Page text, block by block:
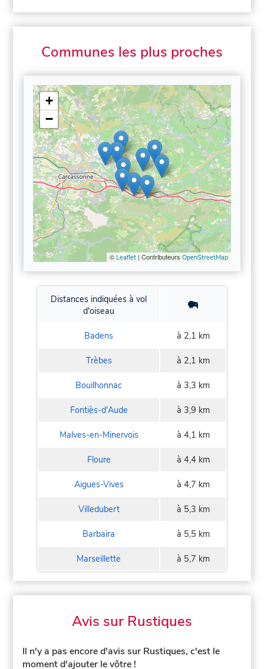
Communes les plus proches
+
−
© Leaflet| Contributeurs OpenStreetMap
Distances indiquées à vol
d'oiseau
Badens à 2,1 km
Trèbes à 2,1 km
Bouilhonnac à 3,3 km
Fontiès-d'Aude à 3,9 km
Malves-en-Minervois à 4,1 km
Floure à 4,4 km
Aigues-Vives à 4,7 km
Villedubert à 5,3 km
Barbaira à 5,5 km
Marseillette à 5,7 km
Avis sur Rustiques
Il n'y a pas encore d'avis sur Rustiques, c'est le
moment d'ajouter le vôtre !